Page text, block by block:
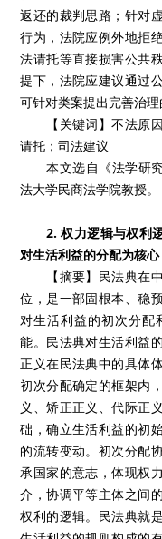
返还的裁判思路；针对
行为，法院应例外地拒
法请托等直接损害公共
提下，法院应建议通过
可针对类案提出完善治理
【关键词】不法原因
请托；司法建议
本文选自《法学研究
法大学民商法学院教授。
2. 权力逻辑与权利
对生活利益的分配为核心
【摘要】民法典在中
位，是一部固根本、稳
对生活利益的初次分配
能。民法典对生活利益
正义在民法典中的具体
初次分配确定的框架内
义、矫正正义、代际正
础，确立生活利益的初
的流转变动。初次分配
承国家的意志，体现权
介，协调平等主体之间
权利的逻辑。民法典就